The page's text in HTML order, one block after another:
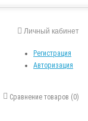
Личный кабинет
Регистрация
Авторизация
Сравнение товаров (0)